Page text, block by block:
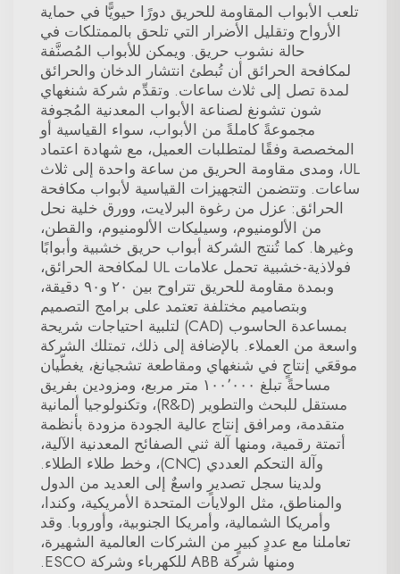
تلعب الأبواب المقاومة للحريق دورًا حيويًّا في حماية
الأرواح وتقليل الأضرار التي تلحق بالممتلكات في
حالة نشوب حريق. ويمكن للأبواب المُصنَّفة
لمكافحة الحرائق أن تُبطئ انتشار الدخان والحرائق
لمدة تصل إلى ثلاث ساعات. وتقدِّم شركة شنغهاي
شون تشونغ لصناعة الأبواب المعدنية المُجوفة
مجموعةً كاملةً من الأبواب، سواء القياسية أو
المخصصة وفقًا لمتطلبات العميل، مع شهادة اعتماد
UL، ومدى مقاومة الحريق من ساعة واحدة إلى ثلاث
ساعات. وتتضمن التجهيزات القياسية لأبواب مكافحة
الحرائق: عزل من رغوة البرلايت، وورق خلية نحل
من الألومنيوم، وسيليكات الألومنيوم، والقطن،
وغيرها. كما تُنتج الشركة أبواب حريق خشبية وأبوابًا
فولاذية-خشبية تحمل علامات UL لمكافحة الحرائق،
وبمدة مقاومة للحريق تتراوح بين ٢٠ و٩٠ دقيقة،
وبتصاميم مختلفة تعتمد على برامج التصميم
بمساعدة الحاسوب (CAD) لتلبية احتياجات شريحة
واسعة من العملاء. بالإضافة إلى ذلك، تمتلك الشركة
موقعَي إنتاجٍ في شنغهاي ومقاطعة تشجيانغ، يغطّيان
مساحةً تبلغ ١٠٠٬٠٠٠ متر مربع، ومزودين بفريق
مستقل للبحث والتطوير (R&D)، وتكنولوجيا ألمانية
متقدمة، ومرافق إنتاج عالية الجودة مزودة بأنظمة
أتمتة رقمية، ومنها آلة ثني الصفائح المعدنية الآلية،
وآلة التحكم العددي (CNC)، وخط طلاء الطلاء.
ولدينا سجل تصديرٍ واسعٌ إلى العديد من الدول
والمناطق، مثل الولايات المتحدة الأمريكية، وكندا،
وأمريكا الشمالية، وأمريكا الجنوبية، وأوروبا. وقد
تعاملنا مع عددٍ كبيرٍ من الشركات العالمية الشهيرة،
ومنها شركة ABB للكهرباء وشركة ESCO.